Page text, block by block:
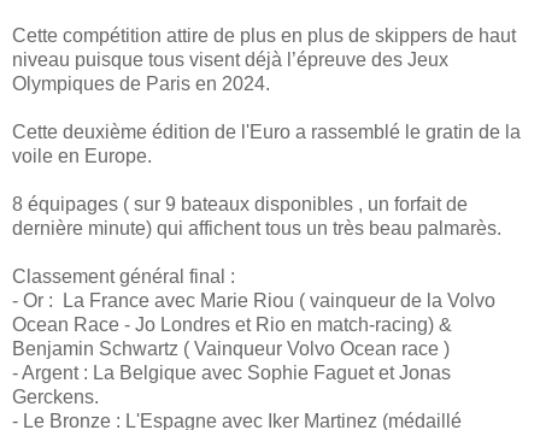
Cette compétition attire de plus en plus de skippers de haut
niveau puisque tous visent déjà l’épreuve des Jeux
Olympiques de Paris en 2024.
Cette deuxième édition de l'Euro a rassemblé le gratin de la
voile en Europe.
8 équipages ( sur 9 bateaux disponibles , un forfait de
dernière minute) qui affichent tous un très beau palmarès.
Classement général final :
- Or : La France avec Marie Riou ( vainqueur de la Volvo
Ocean Race - Jo Londres et Rio en match-racing) &
Benjamin Schwartz ( Vainqueur Volvo Ocean race )
- Argent : La Belgique avec Sophie Faguet et Jonas
Gerckens.
- Le Bronze : L'Espagne avec Iker Martinez (médaillé